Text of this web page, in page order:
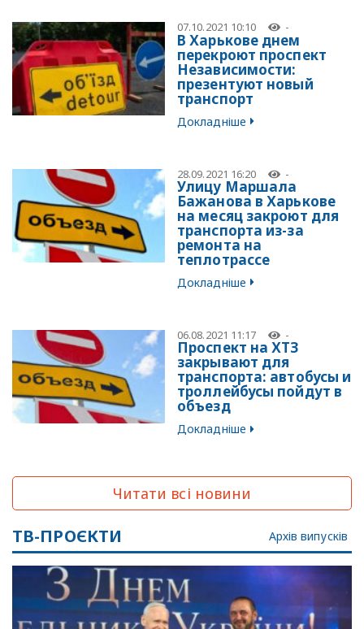
07.10.2021 10:10 -
В Харькове днем
перекроют проспект
Независимости:
презентуют новый
транспорт
Докладніше
28.09.2021 16:20 -
Улицу Маршала
Бажанова в Харькове
на месяц закроют для
транспорта из-за
ремонта на
теплотрассе
Докладніше
06.08.2021 11:17 -
Проспект на ХТЗ
закрывают для
транспорта: автобусы и
троллейбусы пойдут в
объезд
Докладніше
Читати всі новини
ТВ-ПРОЄКТИ Архів випусків